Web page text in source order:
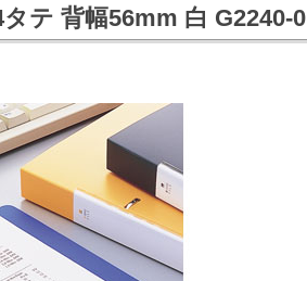
テ 背幅56mm 白 G2240-0